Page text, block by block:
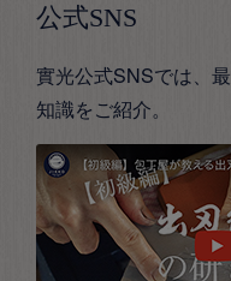
公式SNS
實光公式SNSでは、
知識をご紹介。